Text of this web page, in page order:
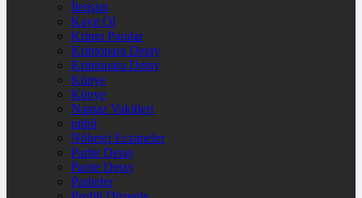
İletişim
Kayıt Ol
Kripto Paralar
Kriptopara Detay
Kriptopara Detay
Künye
Künye
Namaz Vakitleri
nnbil
Nöbetçi Eczaneler
Parite Detay
Parite Detay
Pariteler